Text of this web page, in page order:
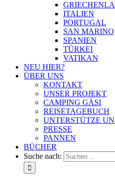
ITALIEN
PORTUGAL
SAN MARINO
SPANIEN
TÜRKEI
VATIKAN
NEU HIER?
ÜBER UNS
KONTAKT
UNSER PROJEKT
CAMPING GÄSI
REISETAGEBUCH
UNTERSTÜTZE
PRESSE
PANNEN
BÜCHER
Suche nach: